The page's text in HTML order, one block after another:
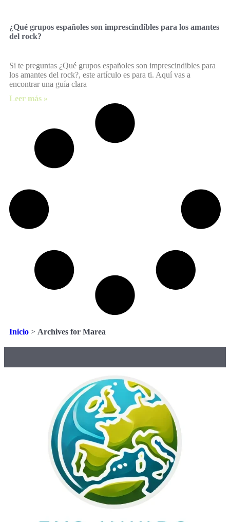
¿Qué grupos españoles son imprescindibles para los amantes
del rock?
Si te preguntas ¿Qué grupos españoles son imprescindibles para
los amantes del rock?, este artículo es para ti. Aquí vas a
encontrar una guía clara
Leer más »
Inicio > Archives for Marea